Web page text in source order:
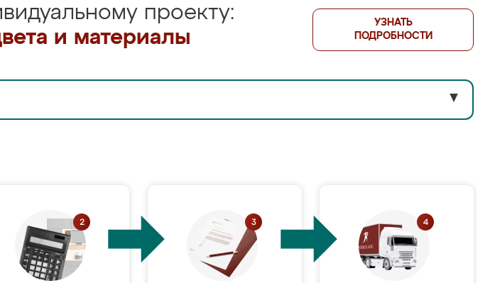
проекту:
и материалы
УЗНАТЬ
ПОДРОБНОСТИ
▼